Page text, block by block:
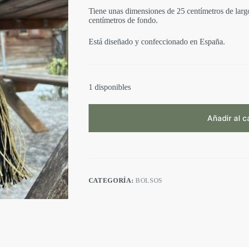
Tiene unas dimensiones de 25 centímetros de
centímetros de fondo.
Está diseñado y confeccionado en España.
1 disponibles
Añadir al
CATEGORÍA: BOLSOS